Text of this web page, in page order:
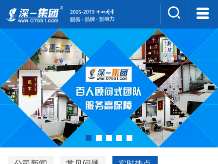
集团介绍
人才招聘
案例展示
新闻中心
深一风采
联系我们
深优通系统V3.0